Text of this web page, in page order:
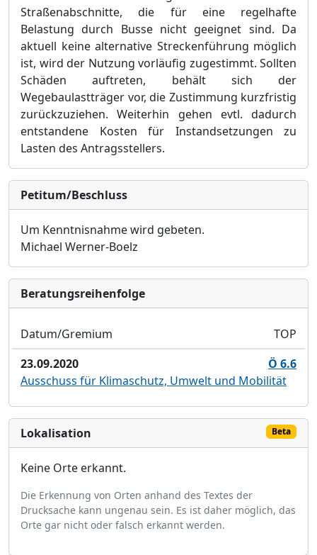
Straßenabschnitte, die für eine regelhafte
Belastung durch Busse nicht geeignet sind. Da
aktuell keine alternative Streckenführung möglich
ist, wird der Nutzung vorläufig zugestimmt. Sollten
Schäden auftreten, behält sich der
Wegebaulastträger vor, die Zustimmung kurzfristig
zurückzuziehen. Weiterhin gehen evtl. dadurch
entstandene Kosten für Instandsetzungen zu
Lasten des Antragsstellers.
Petitum/Beschluss
Um Kenntnisnahme wird gebeten.
Michael Werner-Boelz
Bera­tungs­reihen­folge
Datum/Gremium
TOP
23.09.2020
Ö 6.6
Ausschuss für Klimaschutz, Umwelt und Mobilität
Lokalisation Beta
Keine Orte erkannt.
Die Erkennung von Orten anhand des Textes der
Drucksache kann ungenau sein. Es ist daher möglich, das
Orte gar nicht oder falsch erkannt werden.